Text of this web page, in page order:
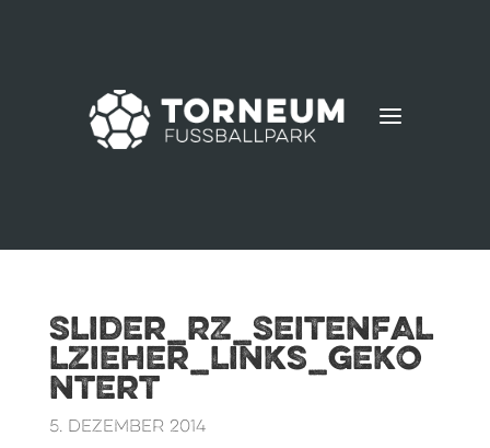
a
Slider_RZ_Seitenfal
lzieher_links_geko
ntert
5. Dezember 2014